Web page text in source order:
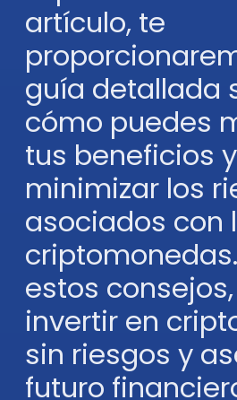
artículo, te
guía detallada
cómo puedes
tus beneficios y
minimizar los
asociados con
estos
invertir en
sin riesgos y
futuro